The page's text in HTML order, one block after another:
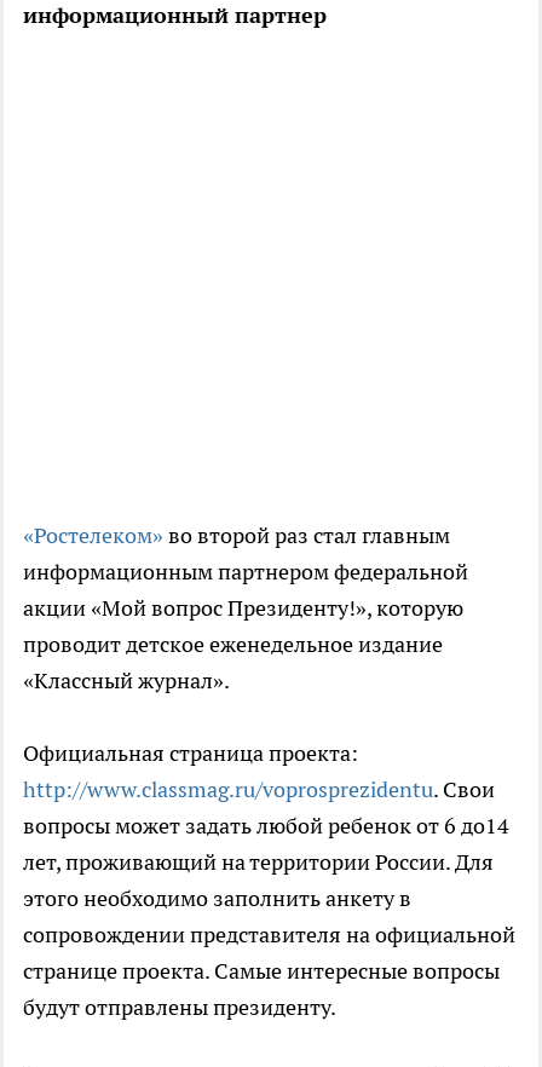
информационный партнер
«Ростелеком» во второй раз стал главным
информационным партнером федеральной
акции «Мой вопрос Президенту!», которую
проводит детское еженедельное издание
«Классный журнал».
Официальная страница проекта:
http://www.classmag.ru/voprosprezidentu. Свои
вопросы может задать любой ребенок от 6 до14
лет, проживающий на территории России. Для
этого необходимо заполнить анкету в
сопровождении представителя на официальной
странице проекта. Самые интересные вопросы
будут отправлены президенту.